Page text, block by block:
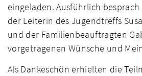
eingeladen. Ausführlich
der Leiterin des Jugendtreffs
und der Familienbeauftragten
vorgetragenen Wünsche und
Als Dankeschön erhielten die